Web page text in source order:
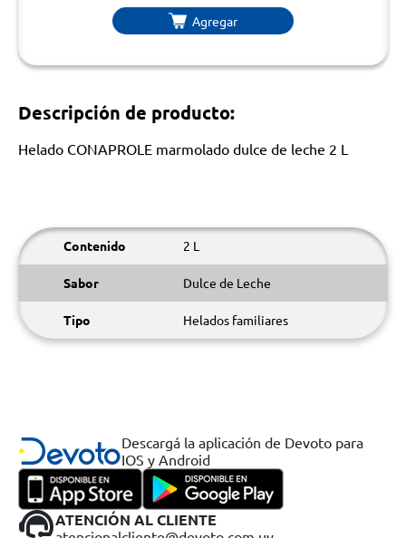
Agregar
Descripción de producto:
Helado CONAPROLE marmolado dulce de leche 2 L
Contenido 2 L
Sabor Dulce de Leche
Tipo Helados familiares
Descargá la aplicación de Devoto para
IOS y Android
ATENCIÓN AL CLIENTE